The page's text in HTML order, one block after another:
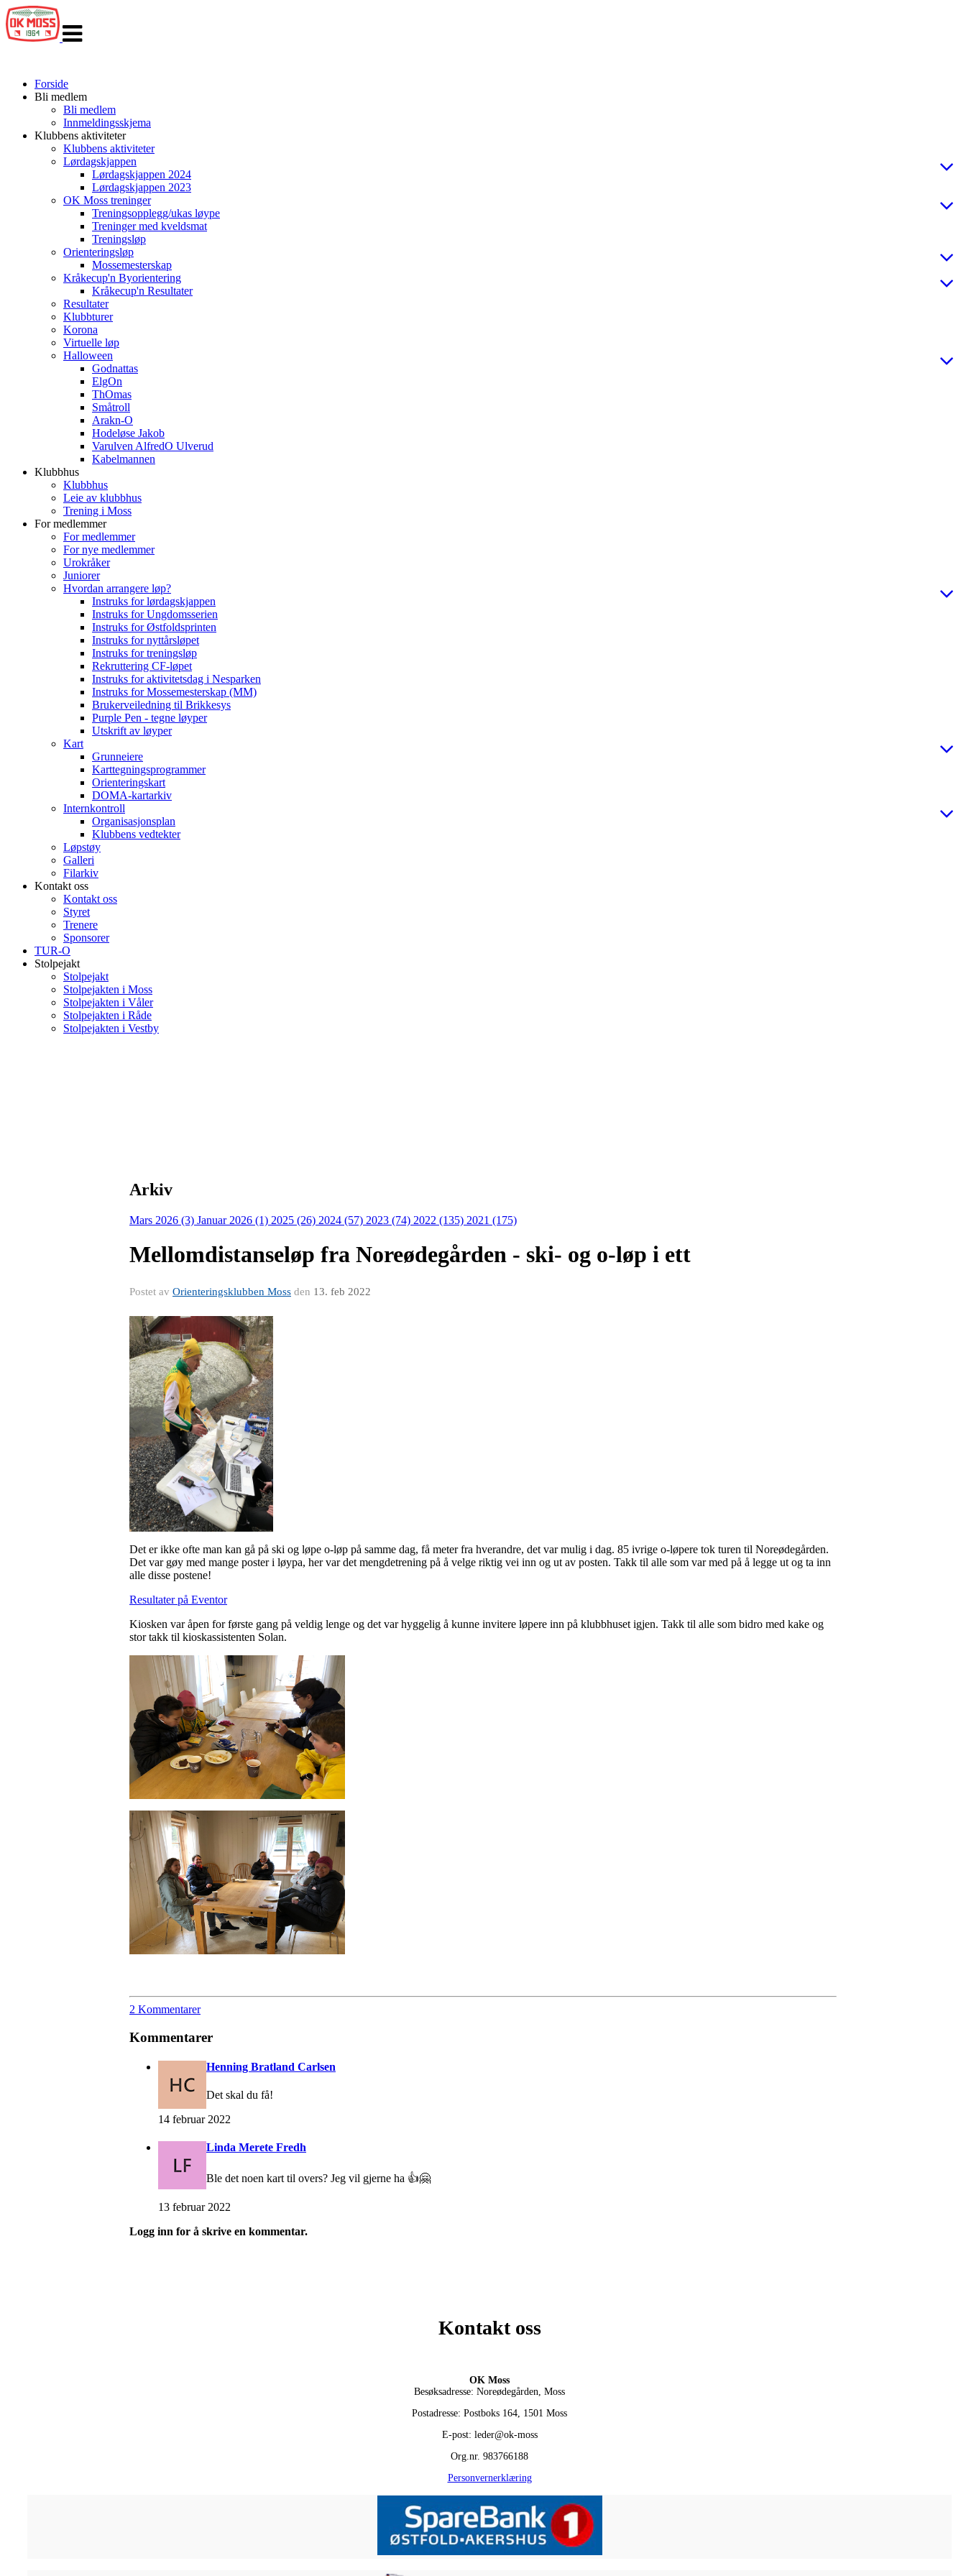
navigasjon
Forside
Bli medlem
Bli medlem
Innmeldingsskjema
Klubbens aktiviteter
Klubbens aktiviteter
Lørdagskjappen
Lørdagskjappen 2024
Lørdagskjappen 2023
OK Moss treninger
Treningsopplegg/ukas løype
Treninger med kveldsmat
Treningsløp
Orienteringsløp
Mossemesterskap
Kråkecup'n Byorientering
Kråkecup'n Resultater
Resultater
Klubbturer
Korona
Virtuelle løp
Halloween
Godnattas
ElgOn
ThOmas
Småtroll
Arakn-O
Hodeløse Jakob
Varulven AlfredO Ulverud
Kabelmannen
Klubbhus
Klubbhus
Leie av klubbhus
Trening i Moss
For medlemmer
For medlemmer
For nye medlemmer
Urokråker
Juniorer
Hvordan arrangere løp?
Instruks for lørdagskjappen
Instruks for Ungdomsserien
Instruks for Østfoldsprinten
Instruks for nyttårsløpet
Instruks for treningsløp
Rekruttering CF-løpet
Instruks for aktivitetsdag i Nesparken
Instruks for Mossemesterskap (MM)
Brukerveiledning til Brikkesys
Purple Pen - tegne løyper
Utskrift av løyper
Kart
Grunneiere
Karttegningsprogrammer
Orienteringskart
DOMA-kartarkiv
Internkontroll
Organisasjonsplan
Klubbens vedtekter
Løpstøy
Galleri
Filarkiv
Kontakt oss
Kontakt oss
Styret
Trenere
Sponsorer
TUR-O
Stolpejakt
Stolpejakt
Stolpejakten i Moss
Stolpejakten i Våler
Stolpejakten i Råde
Stolpejakten i Vestby
Arkiv
Mars 2026 (3) Januar 2026 (1) 2025 (26) 2024 (57) 2023 (74) 2022 (135) 2021 (175)
Mellomdistanseløp fra Noreødegården - ski- og o-løp i ett
Postet av Orienteringsklubben Moss den 13. feb 2022
Det er ikke ofte man kan gå på ski og løpe o-løp på samme dag, få meter fra hverandre, det var mulig i dag. 85 ivrige o-løpere tok turen til Noreødegården.
Det var gøy med mange poster i løypa, her var det mengdetrening på å velge riktig vei inn og ut av posten. Takk til alle som var med på å legge ut og ta inn
alle disse postene!
Resultater på Eventor
Kiosken var åpen for første gang på veldig lenge og det var hyggelig å kunne invitere løpere inn på klubbhuset igjen. Takk til alle som bidro med kake og
stor takk til kioskassistenten Solan.
2 Kommentarer
Kommentarer
Henning Bratland Carlsen
Det skal du få!
14 februar 2022
Linda Merete Fredh
Ble det noen kart til overs? Jeg vil gjerne ha 👍🤗
13 februar 2022
Logg inn for å skrive en kommentar.
Kontakt oss
OK Moss
Besøksadresse: Noreødegården, Moss
Postadresse: Postboks 164, 1501 Moss
E-post: leder@ok-moss
Org.nr. 983766188
Personvernerklæring